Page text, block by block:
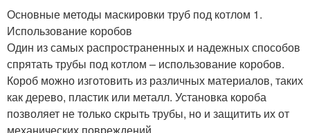
Основные методы маскировки труб под котлом 1.
Использование коробов
Один из самых распространенных и надежных способов
спрятать трубы под котлом – использование коробов.
Короб можно изготовить из различных материалов, таких
как дерево, пластик или металл. Установка короба
позволяет не только скрыть трубы, но и защитить их от
механических повреждений.